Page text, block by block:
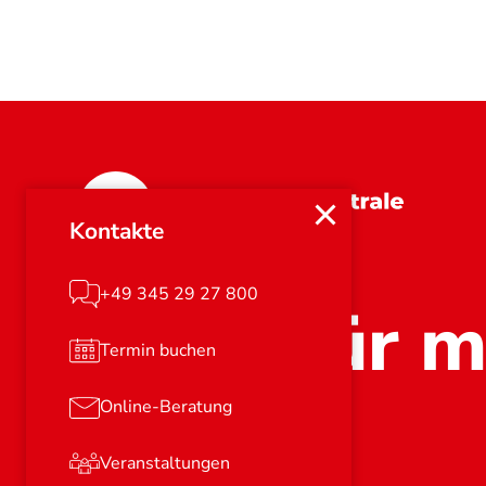
Kontakte
+49 345 29 27 800
Termin buchen
Online-Beratung
Veranstaltungen
Stark für